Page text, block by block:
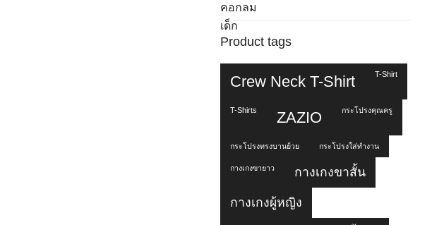
Product tags
Crew Neck T-Shirt T-Shirt
T-Shirts ZAZIO กระโปรงคุณครู
กระโปรงทรงบานย้วย กระโปรงใส่ทำงาน
กางเกงขายาว กางเกงขาสั้น
กางเกงผู้หญิง